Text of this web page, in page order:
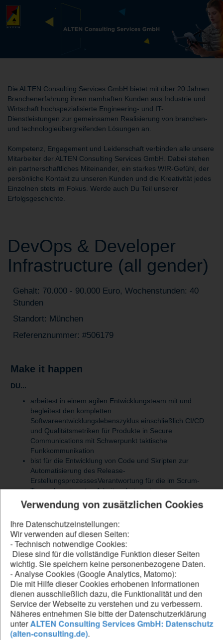
Verwendung von zusätzlichen Cookies
Ihre Datenschutzeinstellungen:
Wir verwenden auf diesen Seiten:
- Technisch notwendige Cookies:
Diese sind für die vollständige Funktion dieser Seiten
wichtig. Sie speichern keine personenbezogene Daten.
- Analyse Cookies (Google Analytics, Matomo):
Die mit Hilfe dieser Cookies erhobenen Informationen
dienen ausschließlich dazu, die Funktionalität und den
Service der Webseite zu verstehen und zu verbessern.
Näheres entnehmen Sie bitte der Datenschutzerklärung
unterALTEN Consulting Services GmbH: Datenschutz
(alten-consulting.de).
Die ALTEN Consulting Services GmbH bietet mit über 20 Jahren
Branchenerfahrung ihren namhaften Kunden aus Industrie und
Wirtschaft hochspezialisierte Engineering- und IT-
Dienstleistungen zur gemeinsamen Realisierung von branchen-
und technologieübergreifenden Lösungen an.
Kompetenz, Engagement und Leidenschaft verbinden alle unsere
Mitarbeiter der ALTEN Consulting Services GmbH. Dabei stehen
ein partnerschaftliches Miteinander, ein starkes WIR-Gefühl, der
persönliche Kontakt zu unseren Kunden und die Kreativität jedes
Einzelnen stets im Fokus. Werde auch Du Teil unserer
Erfolgsgeschichte.
DevOps & Developer
Infrastructure (all gender)
Gehalt: 70.000 - 90.000 Euro, Wochenstunden: 40
Stunden
Standort: München
Referenznummer: #506179
Make it happen
DU...
arbeitest in einem agilen Entwicklungsteam mit und
begleitest den kompletten
Softwareentwicklungslebenszyklus einschließlich CI/CD
und Qualitätsmetriken für Produkte in Secure
Communications mit Schwerpunkt taktische
Funkkommunikation
bist für die Entwicklung von Code und Skripten zur
Automatisierung des Release-
ErstellungsprozessesVerantwortung für die im Scrum-
Team abgestimmten Arbeitspakete unter
Berücksichtigung von Terminen und Kosten zuständig
beschäftigst dich mit der Abstimmung mit anderen
Entwicklungsteams sowie deren Unterstützung
hinsichtlich CI/CD
führst Code-Reviews zur Förderung des
Wissensaustauschs im Team durch und bist für die
kontinuierliche Verbesserung zuständig
beschäftigst dich mit der Beobachtung aktueller
Technologietrends sowie proaktiver Einbringung neuer
Ideen in die Lösungsentwicklung
Be our forward thinker